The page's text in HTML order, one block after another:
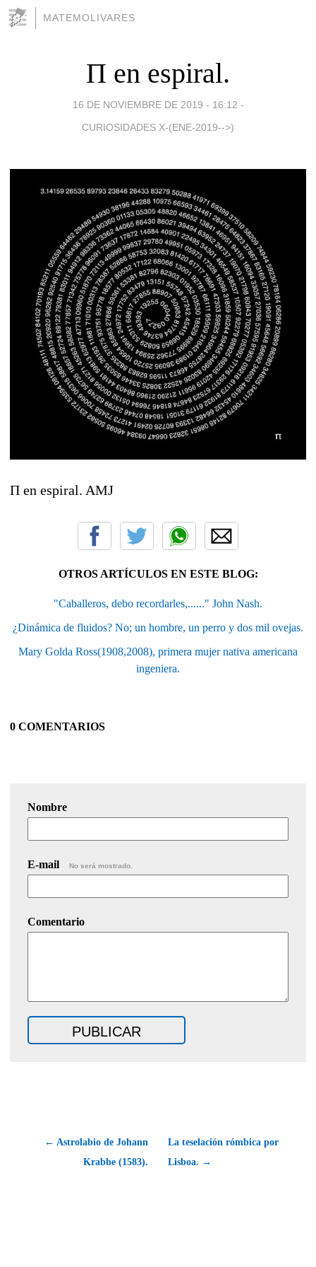
MATEMOLIVARES
Π en espiral.
16 DE NOVIEMBRE DE 2019 - 16:12 -
CURIOSIDADES X-(ENE-2019-->)
Π en espiral. AMJ
OTROS ARTÍCULOS EN ESTE BLOG:
"Caballeros, debo recordarles,......" John Nash.
¿Dinámica de fluidos? No; un hombre, un perro y dos mil ovejas.
Mary Golda Ross(1908,2008), primera mujer nativa americana
ingeniera.
0 COMENTARIOS
Nombre
E-mail No será mostrado.
Comentario
← Astrolabio de Johann
Krabbe (1583).
La teselación rómbica por
Lisboa. →